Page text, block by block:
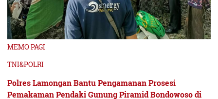
#UHTBerprestasi
Tag:#BanggaUHT, #UHTJaya, UniversitasHangTuah.
MEMO PAGI
TNI&POLRI
Polres Lamongan Bantu Pengamanan Prosesi
Pemakaman Pendaki Gunung Piramid Bondowoso di